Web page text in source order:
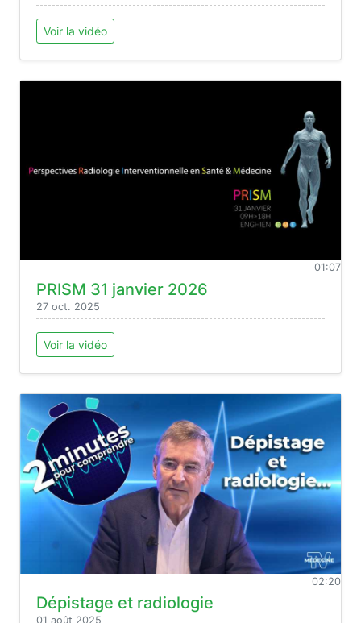
Voir la vidéo
01:07
PRISM 31 janvier 2026
27 oct. 2025
Voir la vidéo
02:20
Dépistage et radiologie
01 août 2025